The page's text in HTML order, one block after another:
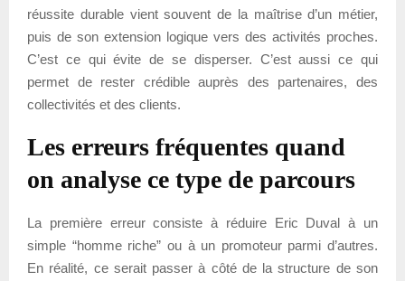
réussite durable vient souvent de la maîtrise d’un métier,
puis de son extension logique vers des activités proches.
C’est ce qui évite de se disperser. C’est aussi ce qui
permet de rester crédible auprès des partenaires, des
collectivités et des clients.
Les erreurs fréquentes quand
on analyse ce type de parcours
La première erreur consiste à réduire Eric Duval à un
simple “homme riche” ou à un promoteur parmi d’autres.
En réalité, ce serait passer à côté de la structure de son